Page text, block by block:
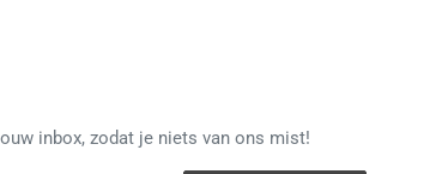
inbox, zodat je niets van ons mist!